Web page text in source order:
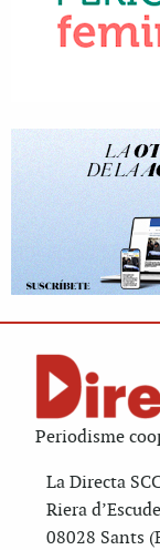
Periodisme
La Directa
Riera
08028 Sants